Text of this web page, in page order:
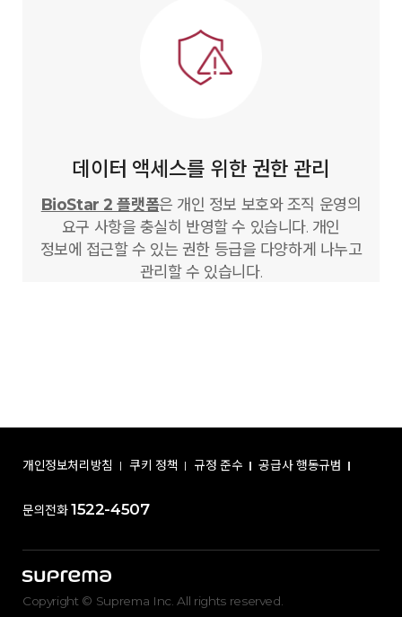
데이터 액세스를 위한 권한 관리
BioStar 2 플랫폼은 개인 정보 보호와 조직 운영의
요구 사항을 충실히 반영할 수 있습니다. 개인
정보에 접근할 수 있는 권한 등급을 다양하게 나누고
관리할 수 있습니다.
개인정보처리방침 쿠키 정책 규정 준수 공급사 행동규범
문의전화 1522-4507
Copyright © Suprema Inc. All rights reserved.